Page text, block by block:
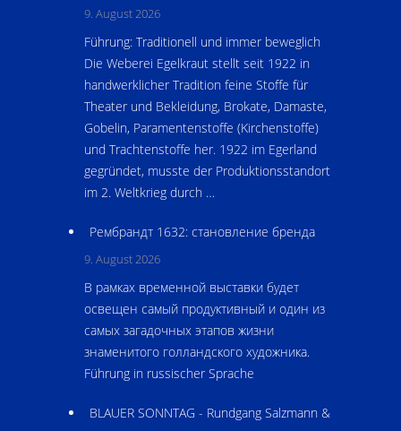
9. August 2026
Führung: Traditionell und immer beweglich
Die Weberei Egelkraut stellt seit 1922 in
handwerklicher Tradition feine Stoffe für
Theater und Bekleidung, Brokate, Damaste,
Gobelin, Paramentenstoffe (Kirchenstoffe)
und Trachtenstoffe her. 1922 im Egerland
gegründet, musste der Produktionsstandort
im 2. Weltkrieg durch …
Рембрандт 1632: становление бренда
9. August 2026
В рамках вpеменной выставки будет
освещен самый продуктивный и один из
самых загадочных этапов жизни
знаменитого голландского художника.
Führung in russischer Sprache
BLAUER SONNTAG - Rundgang Salzmann &